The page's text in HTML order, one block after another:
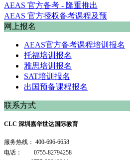
AEAS 官方备考 - 隆重推出
AEAS 官方授权备考课程及预
网上报名
AEAS官方备考课程培训报名
托福培训报名
雅思培训报名
SAT培训报名
出国预备课程报名
联系方式
CLC 深圳嘉华世达国际教育
服务热线： 400-696-6658
电话： 0755-82794258